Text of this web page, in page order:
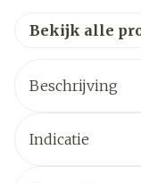
Bekijk alle
Beschrijving
Indicatie